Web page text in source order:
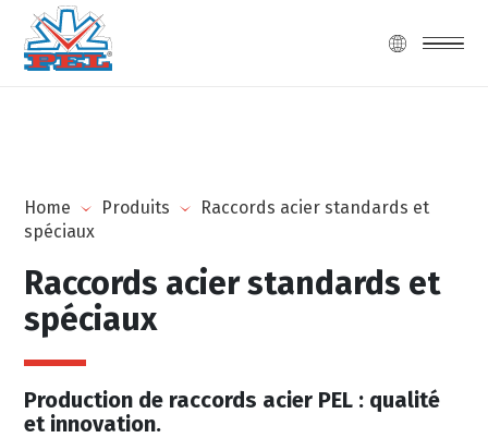
Home Produits
Raccords acier standards et
spéciaux
Raccords acier standards et
spéciaux
Production de raccords acier PEL : qualité
et innovation.